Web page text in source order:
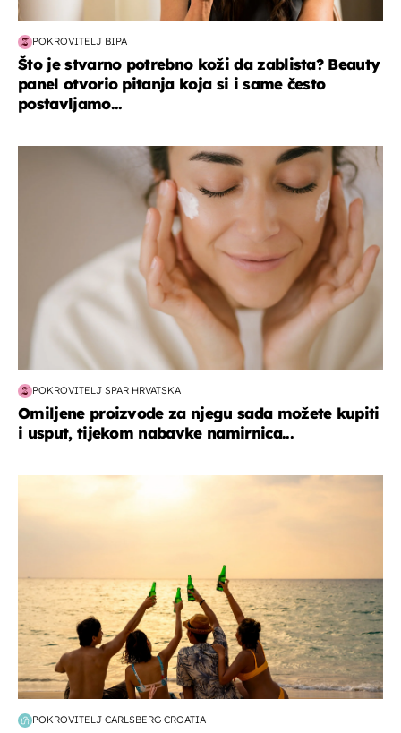
POKROVITELJ BIPA
Što je stvarno potrebno koži da zablista? Beauty
panel otvorio pitanja koja si i same često
postavljamo...
moda & ljepota
POKROVITELJ SPAR HRVATSKA
Omiljene proizvode za njegu sada možete kupiti
i usput, tijekom nabavke namirnica...
POKROVITELJ CARLSBERG CROATIA